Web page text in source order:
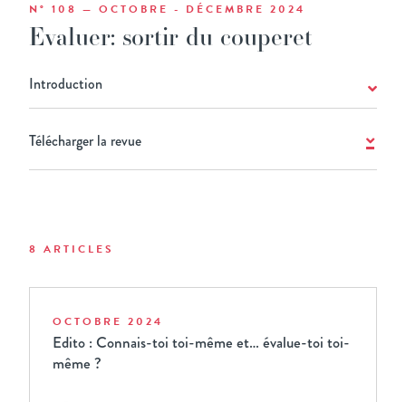
N° 108 — OCTOBRE - DÉCEMBRE 2024
Evaluer: sortir du couperet
Introduction
Télécharger la revue
8 ARTICLES
OCTOBRE 2024
Edito : Connais-toi toi-même et… évalue-toi toi-
même ?